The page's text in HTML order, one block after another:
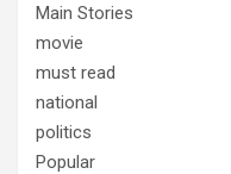
Main Stories
movie
must read
national
politics
Popular